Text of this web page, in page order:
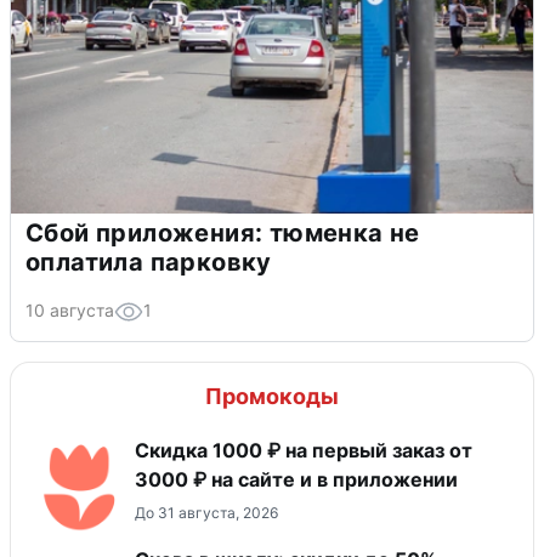
Сбой приложения: тюменка не
оплатила парковку
10 августа 1
Промокоды
Скидка 1000 ₽ на первый заказ от
3000 ₽ на сайте и в приложении
До 31 августа, 2026